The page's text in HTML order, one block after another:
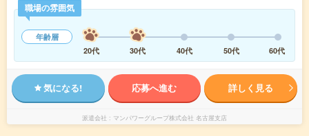
職場の雰囲気
年齢層
20代
30代 40代 50代 60代
気になる! 応募へ進む 詳しく見る
派遣会社 マンパワーグループ株式会社 名古屋支店